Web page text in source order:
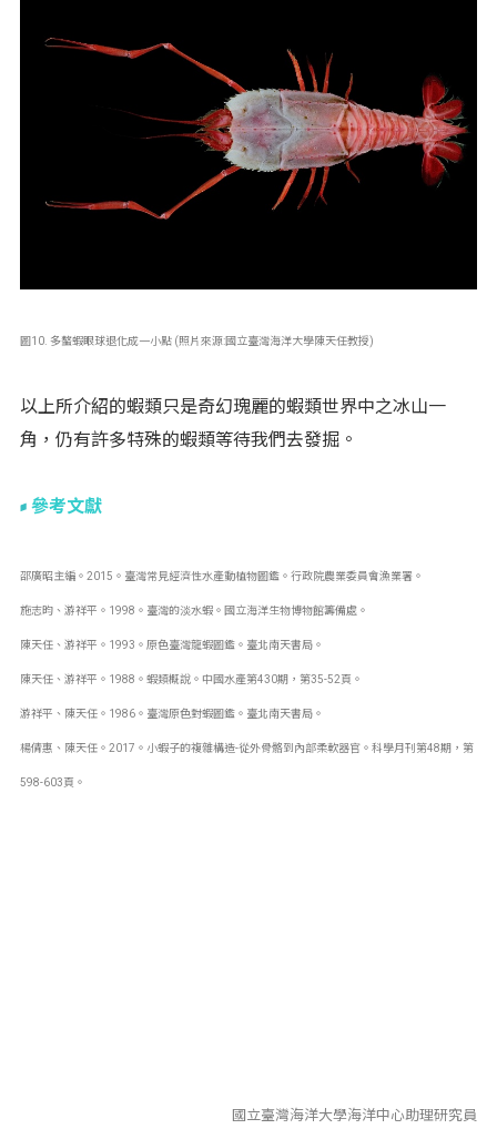
圖10. 多螯蝦眼球退化成一小點 (照片來源:國立臺灣海洋大學陳天任教授)
以上所介紹的蝦類只是奇幻瑰麗的蝦類世界中之冰山一
角，仍有許多特殊的蝦類等待我們去發掘。
參考文獻
邵廣昭主編。2015。臺灣常見經濟性水產動植物圖鑑。行政院農業委員會漁業署。
施志昀、游祥平。1998。臺灣的淡水蝦。國立海洋生物博物館籌備處。
陳天任、游祥平。1993。原色臺灣龍蝦圖鑑。臺北南天書局。
陳天任、游祥平。1988。蝦類概說。中國水產第430期，第35-52頁。
游祥平、陳天任。1986。臺灣原色對蝦圖鑑。臺北南天書局。
楊倩惠、陳天任。2017。小蝦子的複雜構造-從外骨骼到內部柔軟器官。科學月刊第48期，第
598-603頁。
國立臺灣海洋大學海洋中心助理研究員